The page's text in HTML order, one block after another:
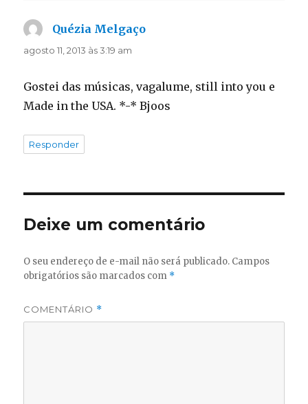
Quézia Melgaço
agosto 11, 2013 às 3:19 am
Gostei das músicas, vagalume, still into you e
Made in the USA. *-* Bjoos
Responder
Deixe um comentário
O seu endereço de e-mail não será publicado. Campos
obrigatórios são marcados com *
COMENTÁRIO *